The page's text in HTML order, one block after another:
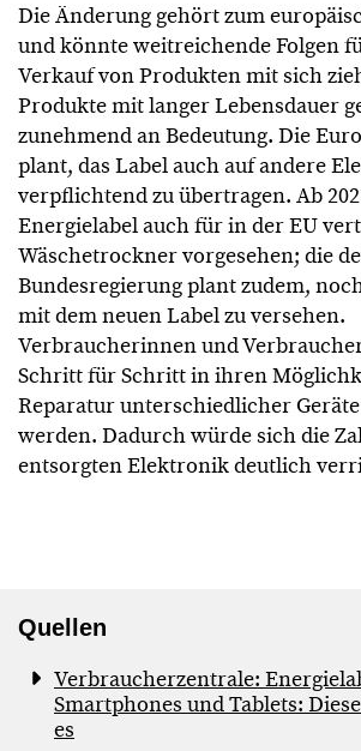
Die Änderung gehört zum
und könnte weitreichende Folgen
Verkauf von Produkten mit sich
Produkte mit langer Lebensdauer
zunehmend an Bedeutung. Die
plant, das Label auch auf andere
verpflichtend zu übertragen. Ab
Energielabel auch für in der EU
Wäschetrockner vorgesehen; die
Bundesregierung plant zudem,
mit dem neuen Label zu versehen.
Verbraucherinnen und
Schritt für Schritt in ihren
Reparatur unterschiedlicher
werden. Dadurch würde sich die
entsorgten Elektronik deutlich
Quellen
Verbraucherzentrale:
Smartphones und Tablets:
es